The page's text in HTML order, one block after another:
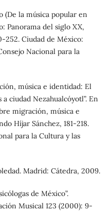
(De la música popular en
Panorama del siglo XX,
252. Ciudad de México:
Nacional para la
música e identidad: El
ciudad Nezahualcóyotl”. En
migración, música e
Híjar Sánchez, 181-218.
para la Cultura y las
Madrid: Cátedra, 2009.
de México”.
Musical 123 (2000): 9-